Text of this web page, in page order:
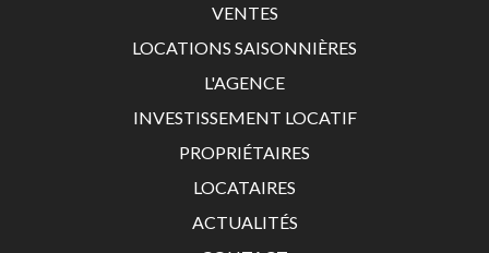
VENTES
LOCATIONS SAISONNIÈRES
L'AGENCE
INVESTISSEMENT LOCATIF
PROPRIÉTAIRES
LOCATAIRES
ACTUALITÉS